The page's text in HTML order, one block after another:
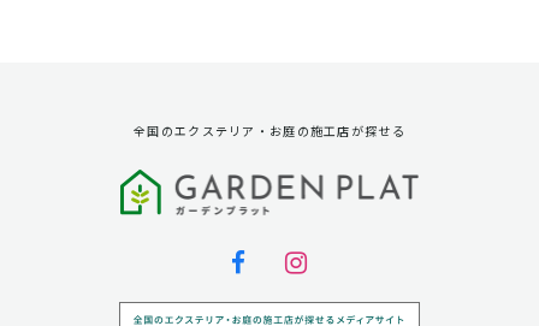
第三者への提供
弊社は法律で定められている場合を除いて、お客様の個
個人情報の取扱い業務の委託
全国のエクステリア・お庭の施工店が探せる